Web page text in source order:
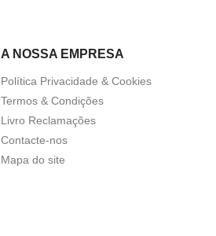
A NOSSA EMPRESA
Política Privacidade & Cookies
Termos & Condições
Livro Reclamações
Contacte-nos
Mapa do site